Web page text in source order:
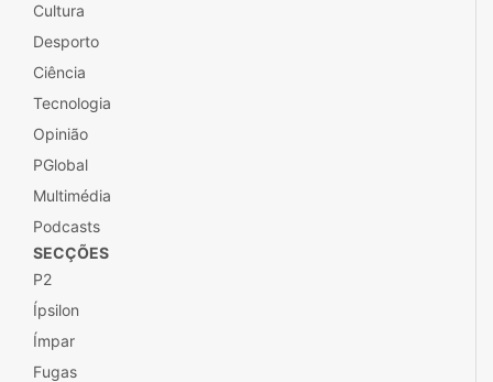
Cultura
Desporto
Ciência
Tecnologia
Opinião
PGlobal
Multimédia
Podcasts
SECÇÕES
P2
Ípsilon
Ímpar
Fugas